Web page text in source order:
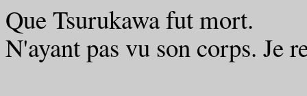
Que Tsurukawa fut mort.
N'ayant pas vu son corps. Je